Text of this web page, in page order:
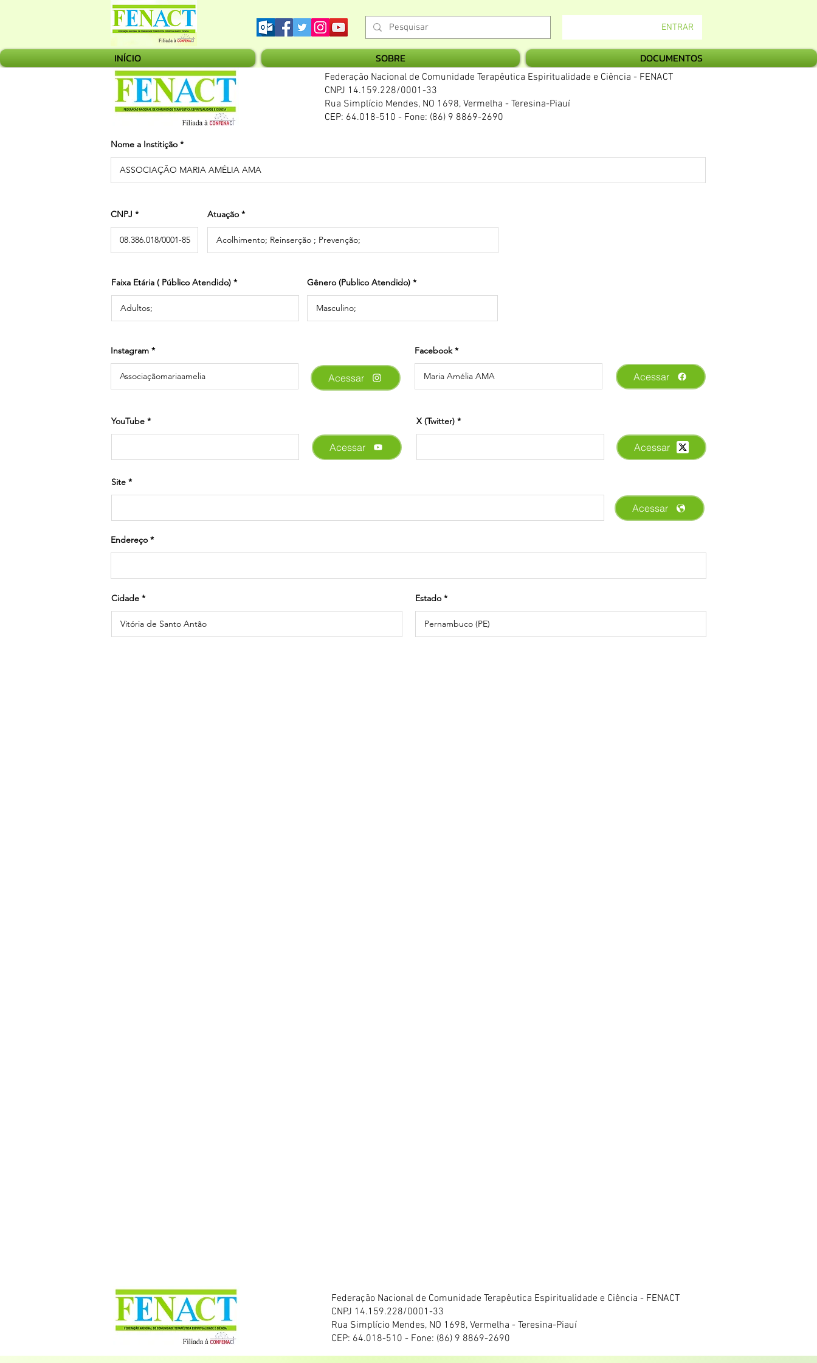
ENTRAR
INÍCIO SOBRE DOCUMENTOS
Federação Nacional de Comunidade Terapêutica Espiritualidade e Ciência - FENACT
CNPJ 14.159.228/0001-33
Rua Simplício Mendes, NO 1698, Vermelha - Teresina-Piauí
CEP: 64.018-510 - Fone: (86) 9 8869-2690
Nome a Institição
CNPJ Atuação
Faixa Etária ( Público Atendido) Gênero (Publico Atendido)
Instagram
Acessar
Facebook
Acessar
YouTube
Acessar
X (Twitter)
Acessar
Site
Acessar
Endereço
Cidade Estado
Federação Nacional de Comunidade Terapêutica Espiritualidade e Ciência - FENACT
CNPJ 14.159.228/0001-33
Rua Simplício Mendes, NO 1698, Vermelha - Teresina-Piauí
CEP: 64.018-510 - Fone: (86) 9 8869-2690